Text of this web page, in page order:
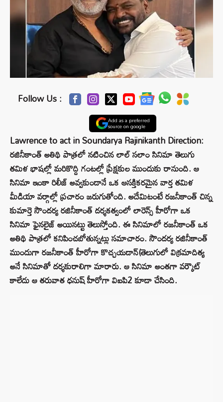
Follow Us :
Add as a preferred
source on google
Lawrence to act in Soundarya Rajinikanth Direction:
రజినీకాంత్ అతిథి పాత్రలో నటించిన లాల్ సలాం సినిమా తెలుగు
తమిళ భాషల్లో మరికొద్ది గంటల్లో ప్రేక్షకుల ముందుకు రానుంది. ఆ
సినిమా ఇంకా రిలీజ్ అవ్వకుండానే ఒక ఆసక్తికరమైన వార్త తమిళ
మీడియా వర్గాల్లో ప్రచారం జరుగుతోంది. అదేమిటంటే రజనీకాంత్ చిన్న
కుమార్తె సౌందర్య రజినీకాంత్ దర్శకత్వంలో లారెన్స్ హీరోగా ఒక
సినిమా ఫైనలైజ్ అయినట్టు తెలుస్తోంది. ఈ సినిమాలో రజనీకాంత్ ఒక
అతిథి పాత్రలో కనిపించబోతున్నట్లు సమాచారం. సౌందర్య రజినీకాంత్
ముందుగా రజనీకాంత్ హీరోగా కొచ్చయడాన్(తెలుగులో విక్రమాదిత్య
అనే సినిమాతో దర్శకురాలిగా మారారు. ఆ సినిమా అంతగా వర్కౌట్
కాలేదు ఆ తరువాత ధనుష్ హీరోగా విఐపి2 కూడా చేసింది.